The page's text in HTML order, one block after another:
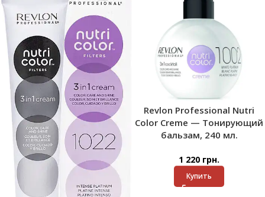
Revlon Professional Nutri
Color Creme — Тонирующий
бальзам, 240 мл.
1 220 грн.
Купить